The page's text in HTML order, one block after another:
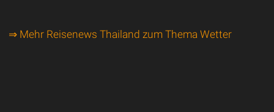
⇒ Mehr Reisenews Thailand zum Thema Wetter